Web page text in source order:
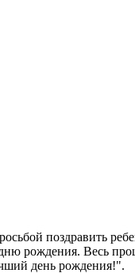
поздравить
рождения. Весь
день рождения!".